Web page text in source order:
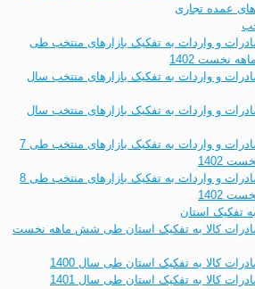
عمده تجاری
و واردات به تفکیک بازارهای منتخب طی
نخست 1402
و واردات به تفکیک بازارهای منتخب سال
و واردات به تفکیک بازارهای منتخب سال
آمار صادرات و واردات به تفکیک بازارهای منتخب طی 7
1402
آمار صادرات و واردات به تفکیک بازارهای منتخب طی 8
1402
تفکیک استان
کالا به تفکیک استان طی شش ماهه نخست
کالا به تفکیک استان طی سال 1400
کالا به تفکیک استان طی سال 1401